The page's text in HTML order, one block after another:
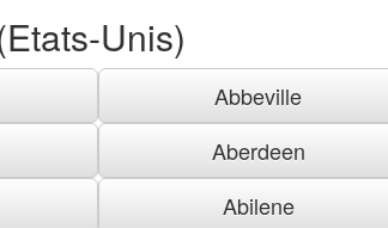
Unis)
Abbeville
Aberdeen
Abilene